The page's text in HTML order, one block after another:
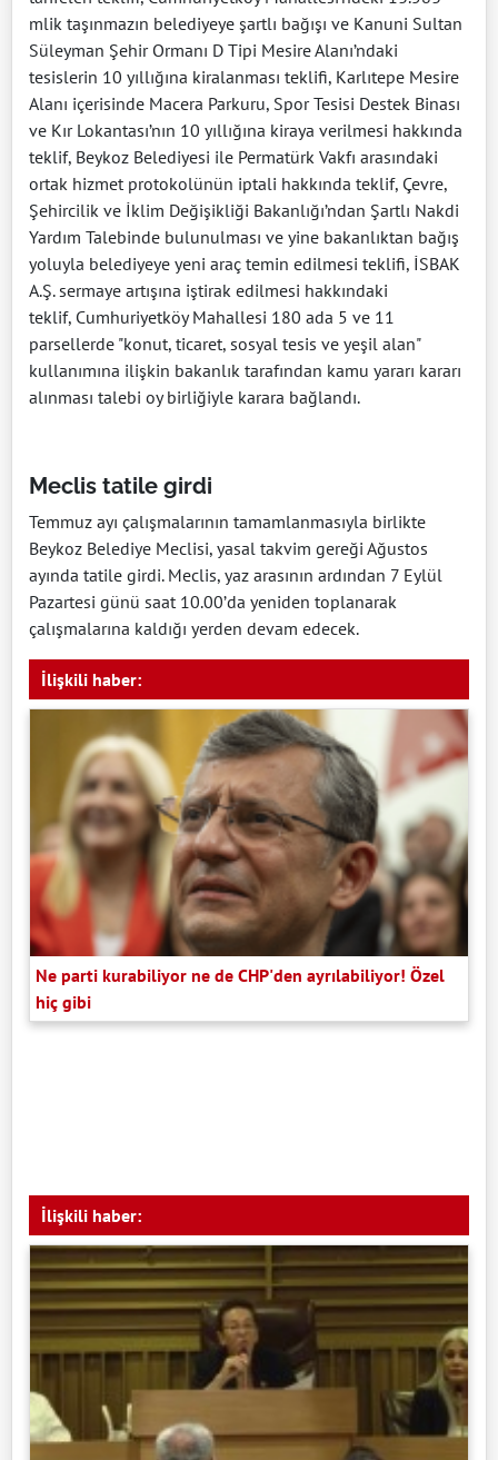
mlik taşınmazın belediyeye şartlı bağışı ve Kanuni Sultan
Süleyman Şehir Ormanı D Tipi Mesire Alanı’ndaki
tesislerin 10 yıllığına kiralanması teklifi, Karlıtepe Mesire
Alanı içerisinde Macera Parkuru, Spor Tesisi Destek Binası
ve Kır Lokantası’nın 10 yıllığına kiraya verilmesi hakkında
teklif, Beykoz Belediyesi ile Permatürk Vakfı arasındaki
ortak hizmet protokolünün iptali hakkında teklif, Çevre,
Şehircilik ve İklim Değişikliği Bakanlığı’ndan Şartlı Nakdi
Yardım Talebinde bulunulması ve yine bakanlıktan bağış
yoluyla belediyeye yeni araç temin edilmesi teklifi, İSBAK
A.Ş. sermaye artışına iştirak edilmesi hakkındaki
teklif, Cumhuriyetköy Mahallesi 180 ada 5 ve 11
parsellerde "konut, ticaret, sosyal tesis ve yeşil alan"
kullanımına ilişkin bakanlık tarafından kamu yararı kararı
alınması talebi oy birliğiyle karara bağlandı.
Meclis tatile girdi
Temmuz ayı çalışmalarının tamamlanmasıyla birlikte
Beykoz Belediye Meclisi, yasal takvim gereği Ağustos
ayında tatile girdi. Meclis, yaz arasının ardından 7 Eylül
Pazartesi günü saat 10.00’da yeniden toplanarak
çalışmalarına kaldığı yerden devam edecek.
İlişkili haber:
Ne parti kurabiliyor ne de CHP'den ayrılabiliyor! Özel
hiç gibi
İlişkili haber: